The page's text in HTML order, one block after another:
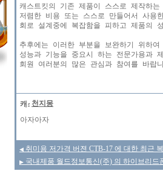
캐스트킷의 기존 제품이 스스로 제작하
저렴한 비용 또는 스스로 만들어서 사용
회로 설계중에 복잡함을 피하고 제품의
추후에는 이러한 부분을 보완하기 위하여
성능과 기능을 중요시 하는 전문가용과
천지몽
아자아자
◀ 취미용 저가격 버젼 CTB-17 에 대한 최근
▶ 국내제품 월드정보통신(주) 의 하이브리드